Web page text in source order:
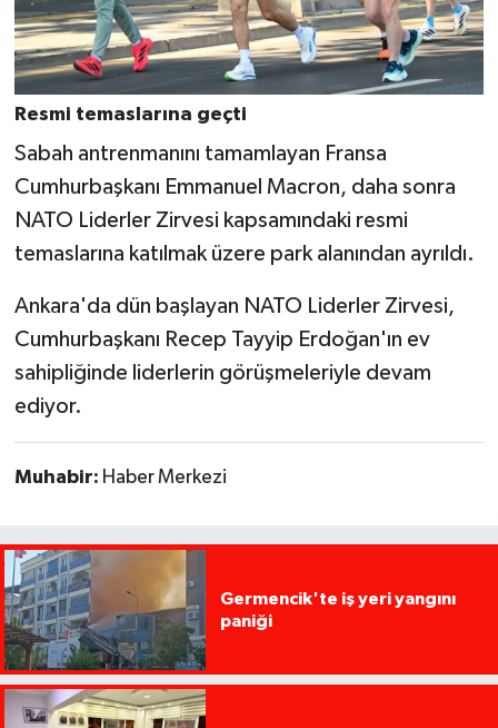
Resmi temaslarına geçti
Sabah antrenmanını tamamlayan Fransa
Cumhurbaşkanı Emmanuel Macron, daha sonra
NATO Liderler Zirvesi kapsamındaki resmi
temaslarına katılmak üzere park alanından ayrıldı.
Ankara'da dün başlayan NATO Liderler Zirvesi,
Cumhurbaşkanı Recep Tayyip Erdoğan'ın ev
sahipliğinde liderlerin görüşmeleriyle devam
ediyor.
Muhabir: Haber Merkezi
Germencik'te iş yeri yangını
paniği